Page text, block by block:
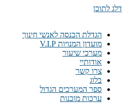
דלג לתוכן
הגדלת הכנסה לאנשי חינוך
מועדון המנויות V.I.P
מערכי שיעור
אודותיי
צרו קשר
בלוג
ספר המערכים הגדול
ערכות מוכנות